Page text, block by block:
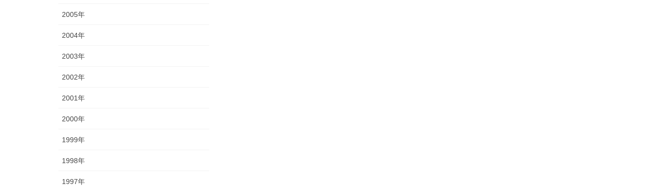
2005年
2004年
2003年
2002年
2001年
2000年
1999年
1998年
1997年